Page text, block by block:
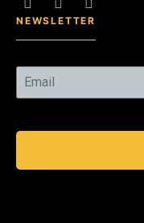
NEWSLETTER